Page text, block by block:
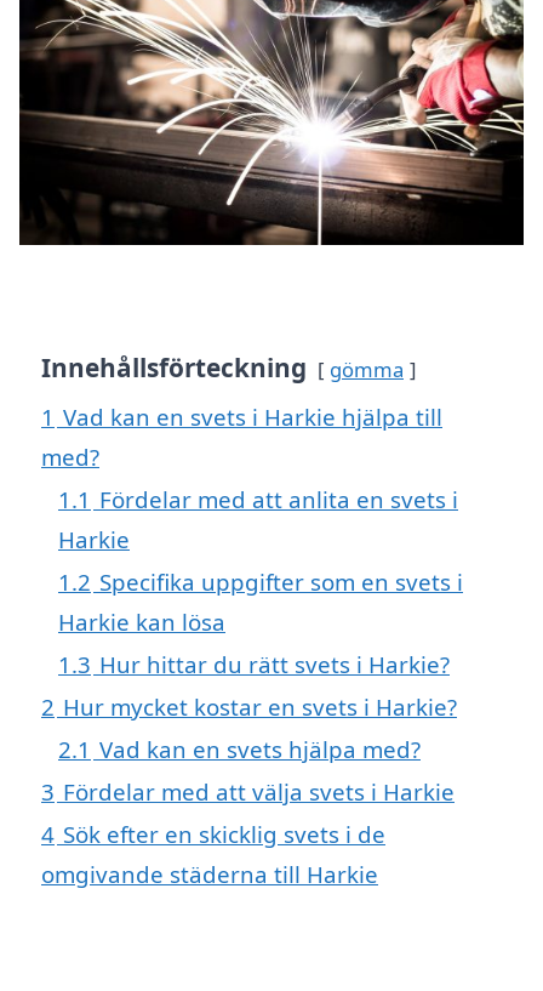
Innehållsförteckning gömma
1 Vad kan en svets i Harkie hjälpa till
med?
1.1 Fördelar med att anlita en svets i
Harkie
1.2 Specifika uppgifter som en svets i
Harkie kan lösa
1.3 Hur hittar du rätt svets i Harkie?
2 Hur mycket kostar en svets i Harkie?
2.1 Vad kan en svets hjälpa med?
3 Fördelar med att välja svets i Harkie
4 Sök efter en skicklig svets i de
omgivande städerna till Harkie